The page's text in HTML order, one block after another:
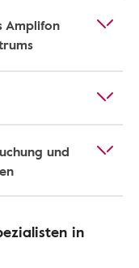
Amplifon
und
in